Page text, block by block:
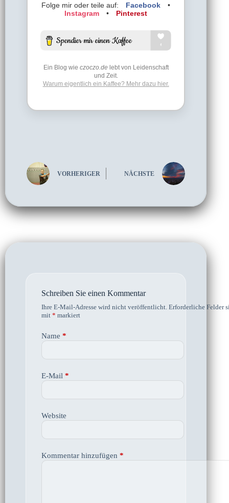
Folge mir oder teile auf: Facebook
•
Instagram
• Pinterest
Ein Blog wie czoczo.delebt von Leidenschaft
und Zeit.
Warum eigentlich ein Kaffee? Mehr dazu hier.
VORHERIGER NÄCHSTE
Schreiben Sie einen Kommentar
Ihre E-Mail-Adresse wird nicht veröffentlicht. Erforderliche Felder
mit * markiert
Name *
E-Mail *
Website
Kommentar hinzufügen *